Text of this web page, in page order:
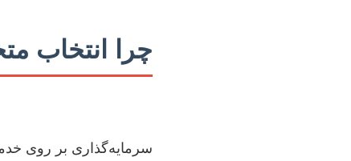
چرا انتخاب
سرمایه‌گذاری بر روی